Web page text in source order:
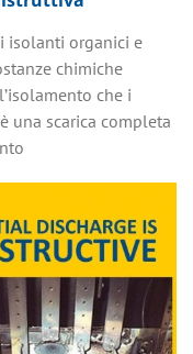
isolanti organici e
chimiche
che i
una scarica completa